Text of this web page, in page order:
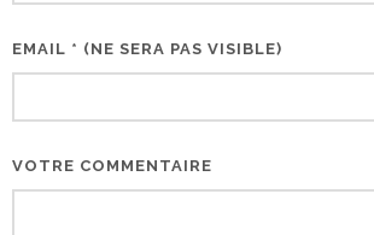
EMAIL * (NE SERA PAS VISIBLE)
VOTRE COMMENTAIRE